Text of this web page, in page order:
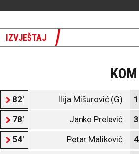
IZVJEŠTAJ
KOM
82' Ilija Mišurović (G) 1
78' Janko Prelević 3
54' Petar Maliković 4